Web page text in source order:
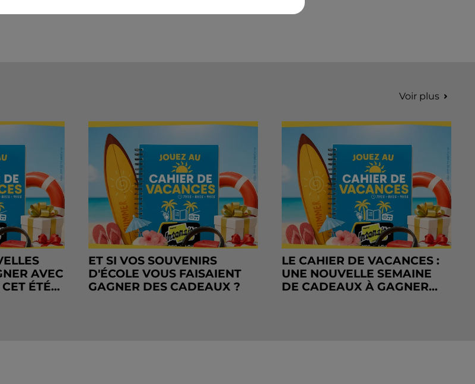
Voir plus
AVEC
ÉTÉ...
ET SI VOS SOUVENIRS
D'ÉCOLE VOUS FAISAIENT
GAGNER DES CADEAUX ?
LE CAHIER DE VACANCES :
UNE NOUVELLE SEMAINE
DE CADEAUX À GAGNER...